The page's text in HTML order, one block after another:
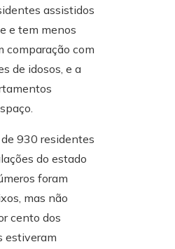
assistidos
e tem menos
comparação com
de idosos, e a
930 residentes
do estado
foram
mas não
cento dos
estiveram